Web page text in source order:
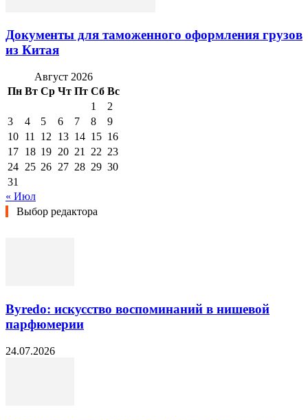
Документы для таможенного оформления грузов
из Китая
Август 2026
Пн Вт Ср Чт Пт Сб Вс
1
2
3
4 5 6 7 8
9
10 11 12 13 14 15 16
17 18 19 20 21 22 23
24 25 26 27 28 29 30
31
« Июл
Выбор редактора
Byredo: искусство воспоминаний в нишевой
парфюмерии
24.07.2026